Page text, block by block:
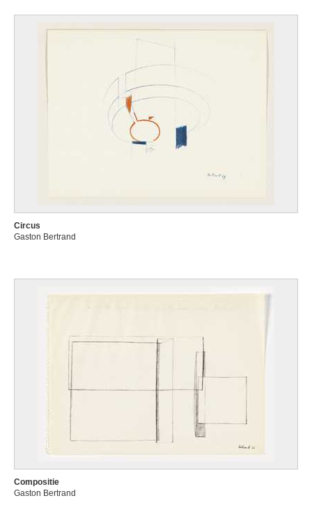
Circus
Gaston Bertrand
Compositie
Gaston Bertrand